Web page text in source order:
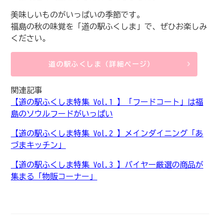
美味しいものがいっぱいの季節です。
福島の秋の味覚を「道の駅ふくしま」で、ぜひお楽しみ
ください。
道の駅ふくしま（詳細ページ）
関連記事
【道の駅ふくしま特集 Vol.1 】「フードコート」は福
島のソウルフードがいっぱい
【道の駅ふくしま特集 Vol.2 】メインダイニング「あ
づまキッチン」
【道の駅ふくしま特集 Vol.3 】バイヤー厳選の商品が
集まる「物販コーナー」